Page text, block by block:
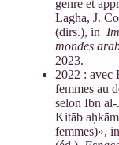
genre et
Lagha, J.
(dirs.), in
mondes
2023.
2022 : avec
femmes au
selon Ibn
Kitāb
femmes)»,